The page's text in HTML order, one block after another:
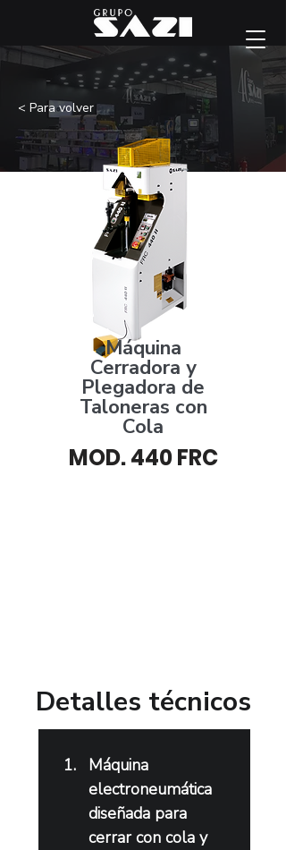
< Para volver
Máquina
Cerradora y
Plegadora de
Taloneras con
Cola
MOD. 440 FRC
​Detalles técnicos
Máquina
electroneumática
diseñada para
cerrar con cola y